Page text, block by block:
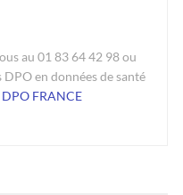
au 01 83 64 42 98 ou
en données de santé
FRANCE